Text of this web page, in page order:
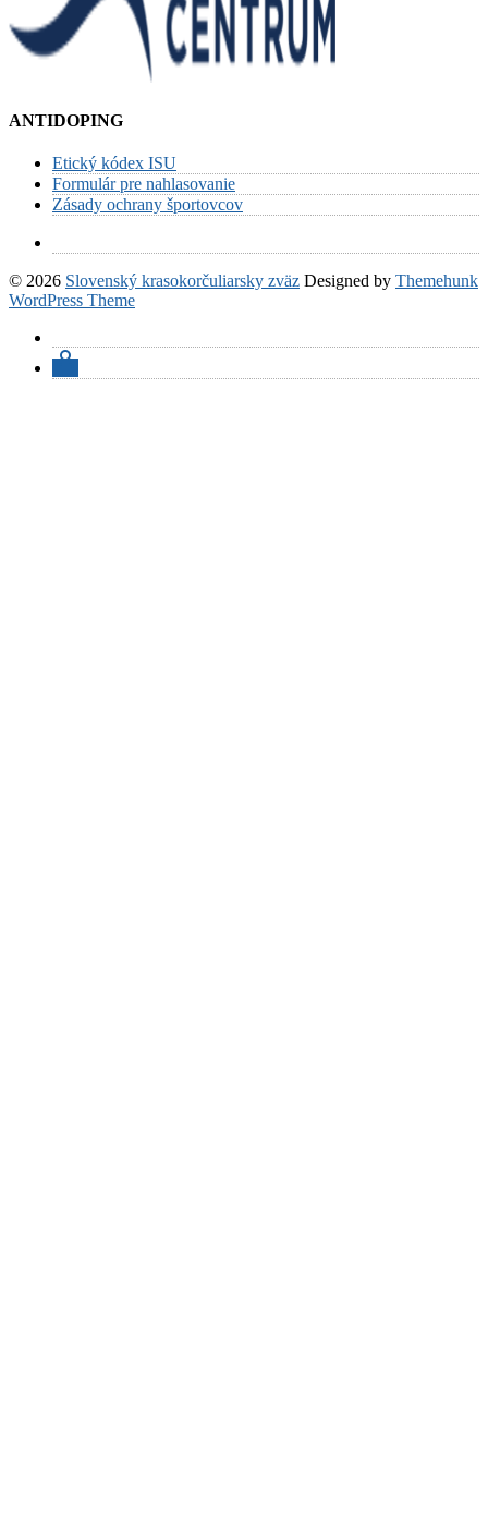
ANTIDOPING
Etický kódex ISU
Formulár pre nahlasovanie
Zásady ochrany športovcov
© 2026 Slovenský krasokorčuliarsky zväz Designed by Themehunk
WordPress Theme